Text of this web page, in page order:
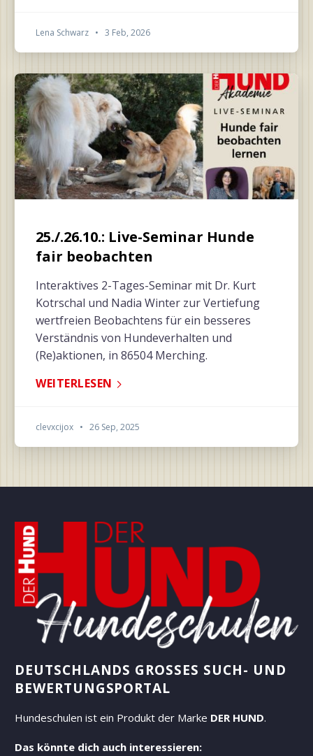
Lena Schwarz • 3 Feb, 2026
25./.26.10.: Live-Seminar Hunde
fair beobachten
Interaktives 2-Tages-Seminar mit Dr. Kurt
Kotrschal und Nadia Winter zur Vertiefung
wertfreien Beobachtens für ein besseres
Verständnis von Hundeverhalten und
(Re)aktionen, in 86504 Merching.
WEITERLESEN
clevxcijox • 26 Sep, 2025
DEUTSCHLANDS GROSSES SUCH- UND B
EWERTUNGSPORTAL
Hundeschulen ist ein Produkt der Marke DER HUND.
Das könnte dich auch interessieren: